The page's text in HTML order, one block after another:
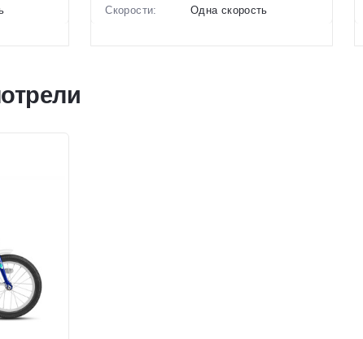
Скорости:
Одна скорость